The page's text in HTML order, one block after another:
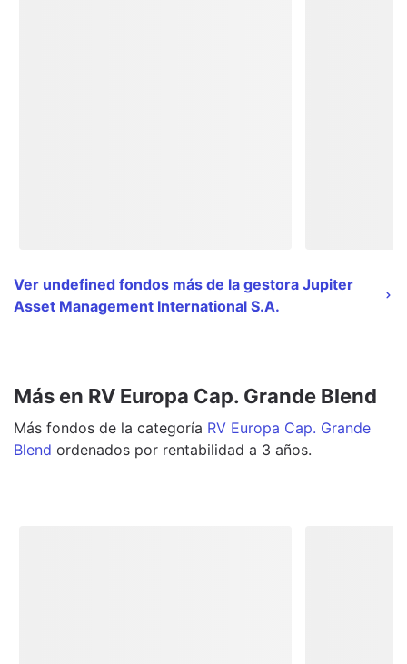
Ver undefined fondos más de la gestora Jupiter
Asset Management International S.A.
Más en RV Europa Cap. Grande Blend
Más fondos de la categoría RV Europa Cap. Grande
Blend ordenados por rentabilidad a 3 años.